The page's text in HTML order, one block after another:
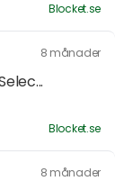
Blocket.se
8 månader
Blocket.se
8 månader